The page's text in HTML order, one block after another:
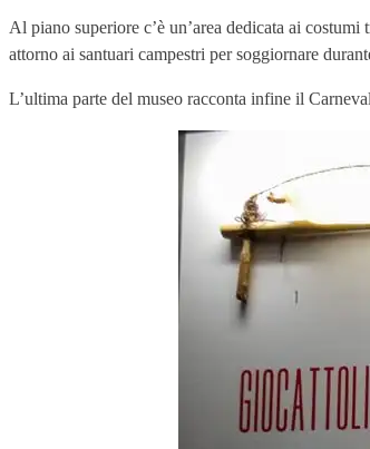
Al piano superiore c’è un’area dedicata ai
attorno ai santuari campestri per soggiornare
L’ultima parte del museo racconta infine il